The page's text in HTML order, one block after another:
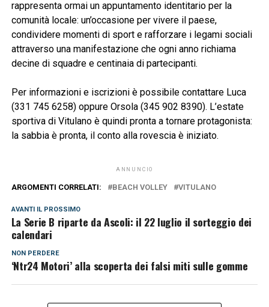
rappresenta ormai un appuntamento identitario per la
comunità locale: un’occasione per vivere il paese,
condividere momenti di sport e rafforzare i legami sociali
attraverso una manifestazione che ogni anno richiama
decine di squadre e centinaia di partecipanti.
Per informazioni e iscrizioni è possibile contattare Luca
(331 745 6258) oppure Orsola (345 902 8390). L’estate
sportiva di Vitulano è quindi pronta a tornare protagonista:
la sabbia è pronta, il conto alla rovescia è iniziato.
ANNUNCIO
ARGOMENTI CORRELATI: BEACH VOLLEY VITULANO
AVANTI IL ​​PROSSIMO
La Serie B riparte da Ascoli: il 22 luglio il sorteggio dei
calendari
NON PERDERE
‘Ntr24 Motori’ alla scoperta dei falsi miti sulle gomme